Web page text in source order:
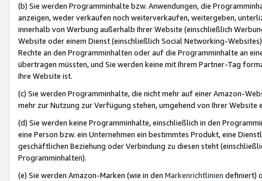
(b) Sie werden Programminhalte bzw. Anwendungen, die
anzeigen, weder verkaufen noch weiterverkaufen, weitergeben,
innerhalb von Werbung außerhalb Ihrer Website (einschließlich
Website oder einem Dienst (einschließlich Social Networking-
Rechte an den Programminhalten oder auf die Programminhalte an
übertragen müssten, und Sie werden keine mit Ihrem Partner-Tag
Ihre Website ist.
(c) Sie werden Programminhalte, die nicht mehr auf einer Amazon-
mehr zur Nutzung zur Verfügung stehen, umgehend von Ihrer
(d) Sie werden keine Programminhalte, einschließlich in den
eine Person bzw. ein Unternehmen ein bestimmtes Produkt, eine
geschäftlichen Beziehung oder Verbindung zu diesen steht
Programminhalten).
(e) Sie werden Amazon-Marken (wie in den Markenrichtlinien definiert)